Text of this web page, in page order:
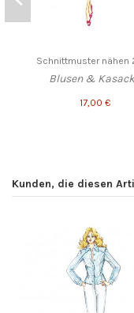
Schnittmuster nähen
Blusen &
17,00 €
Kunden, die diesen